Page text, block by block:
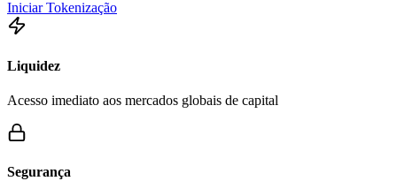
Iniciar Tokenização
Liquidez
Acesso imediato aos mercados globais de capital
Segurança